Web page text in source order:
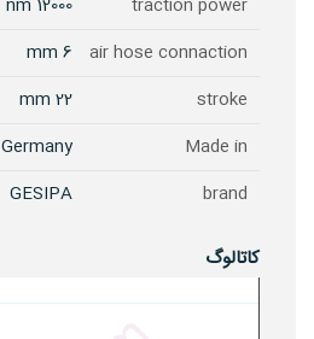
air hose connaction
6 mm
stroke
22 mm
Made in
Germany
brand
GESIPA
کاتالوگ